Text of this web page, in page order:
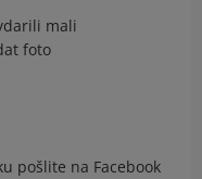
mali
foto
pošlite na Facebook